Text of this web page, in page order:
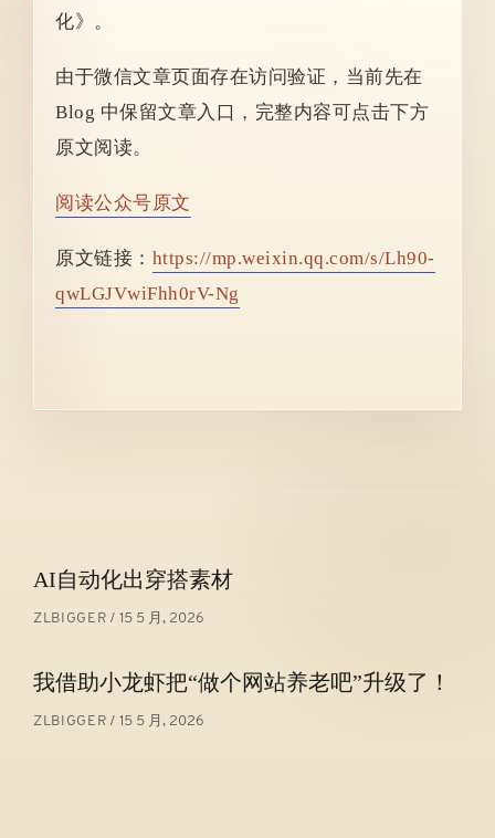
化》。
由于微信文章页面存在访问验证，当前先在
Blog 中保留文章入口，完整内容可点击下方
原文阅读。
阅读公众号原文
原文链接： https://mp.weixin.qq.com/s/Lh90-
qwLGJVwiFhh0rV-Ng
文
章
航
AI自动化出穿搭素材
ZLBIGGER 15 5 月, 2026
我借助小龙虾把“做个网站养老吧”升级了！
ZLBIGGER 15 5 月, 2026